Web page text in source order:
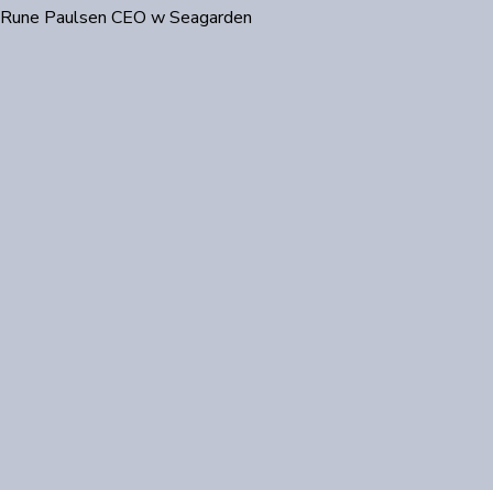
Rune Paulsen CEO w Seagarden